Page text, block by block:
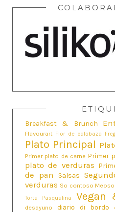
Breakfast & Brunch
Flavourart Flor de calabaza
Plato Principal
Primer plato de carne Primer
plato de verduras
de pan
Salsas
verduras So contoso Meoso
Torta Pasqualina Vegan
desayuno diario di bordo